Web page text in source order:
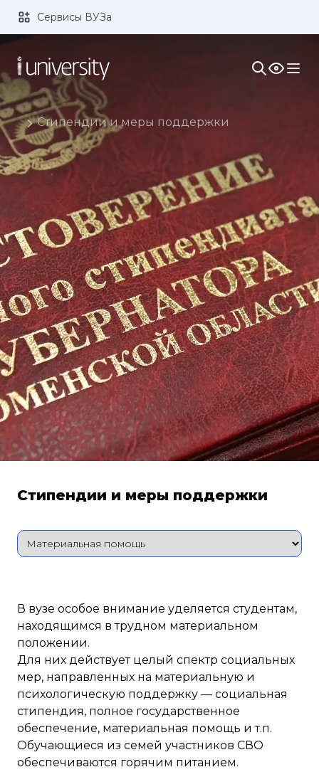
Размер шрифта: Цвет:
Изображения:
Озвучивание:
Сервисы ВУЗа
Стипендии и меры поддержки
Стипендии и меры поддержки
В вузе особое внимание уделяется студентам,
находящимся в трудном материальном
положении.
Для них действует целый спектр социальных
мер, направленных на материальную и
психологическую поддержку — социальная
стипендия, полное государственное
обеспечение, материальная помощь и т.п.
Обучающиеся из семей участников СВО
обеспечиваются горячим питанием.